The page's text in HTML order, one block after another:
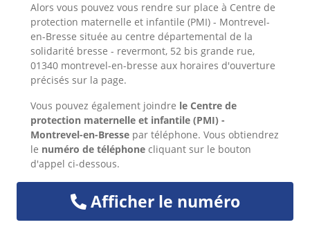
Alors vous pouvez vous rendre sur place à Centre de
protection maternelle et infantile (PMI) - Montrevel-
en-Bresse située au centre départemental de la
solidarité bresse - revermont, 52 bis grande rue,
01340 montrevel-en-bresse aux horaires d'ouverture
précisés sur la page.
Vous pouvez également joindre le Centre de
protection maternelle et infantile (PMI) -
Montrevel-en-Bresse par téléphone. Vous obtiendrez
le numéro de téléphone cliquant sur le bouton
d'appel ci-dessous.
Afficher le numéro